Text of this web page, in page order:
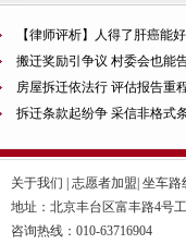
【律师评析】人得了肝癌能
搬迁奖励引争议 村委会也能
房屋拆迁依法行 评估报告重
拆迁条款起纷争 采信非格式
关于我们 志愿者加盟 坐车路
地址：北京丰台区富丰路4号
咨询热线：010-63716904